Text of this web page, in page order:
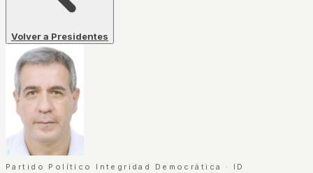
Volver a Presidentes
Partido Político Integridad Democrática · ID